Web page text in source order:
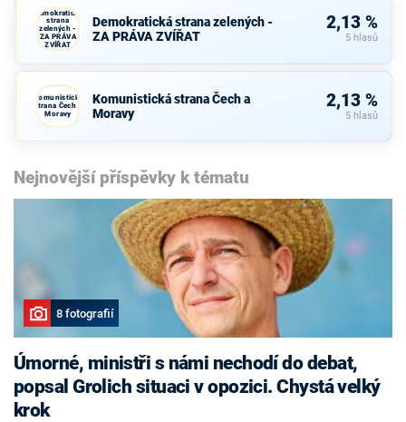
Demokratická
strana
zelených -
ZA PRÁVA
ZVÍŘAT
Demokratická strana zelených -
ZA PRÁVA ZVÍŘAT
2,13 %
5 hlasů
Komunistická
strana Čech a
Moravy
Komunistická strana Čech a
Moravy
2,13 %
5 hlasů
Nejnovější příspěvky k tématu
8 fotografií
Úmorné, ministři s námi nechodí do debat,
popsal Grolich situaci v opozici. Chystá velký
krok